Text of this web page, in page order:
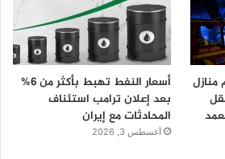
أسعار النفط تهبط بأكثر من 6%
بعد إعلان ترامب استئناف
المحادثات مع إيران
أغسطس 3, 2026